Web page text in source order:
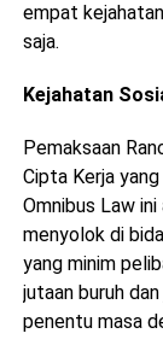
empat
saja.
Kejahatan
Pemaksaan
Cipta Kerja
Omnibus Law
menyolok di
yang minim
jutaan buruh
penentu masa